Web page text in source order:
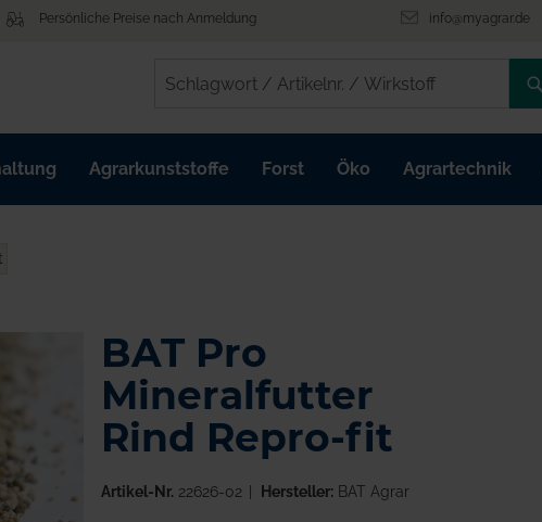
Persönliche Preise nach Anmeldung info@myagrar.de
Agrarkunststoffe Forst Öko Agrartechnik
BAT Pro
Mineralfutter
Rind Repro-fit
Artikel-Nr. 22626-02 Hersteller:BAT Agrar